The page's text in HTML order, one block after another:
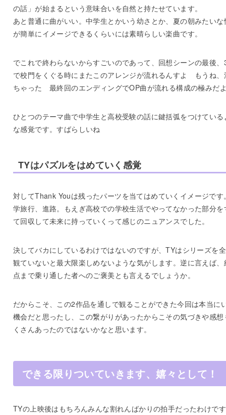
の話」が始まるという意味合いを自然と持たせています。
あと普通に曲がいい。中学生とかいう幼さとか、夏の朝みたいな
が簡単にイメージできるくらいには素晴らしい楽曲です。
でこれで終わらないからすごいのであって、回想シーンの最後、
で校門をくぐる時にまたこのアレンジが流れるんすよ もうね、
ちゃった 最終回のエンディングでOP曲が流れる構成の極みだ
ひとつのテーマ曲で中学生と高校受験の話に鍵括弧をつけている
な感覚です。すばらしいね
TYはパズルをはめていく感覚
対してThank Youは残ったパーツを当てはめていくイメージです
学旅行、進路。もえぎ高校での学校生活でやってなかった部分を
て回収して未来に持っていくって感じのニュアンスでした。
決してバカにしているわけではないのですが、TYはシリーズを
観ていないと最大限楽しめないような気がします。逆に言えば、
点まで乗り通した者へのご褒美とも言えるでしょうか。
だからこそ、この2作品を通しで観ることができた今回は本当に
機会だと思ったし、この繋がりがあったからこその気づきや感想
くさんあったのではないかなと思います。
できる限りついていきます、嬉々として！
TYの上映後はもちろんみんな割れんばかりの拍手だったわけです